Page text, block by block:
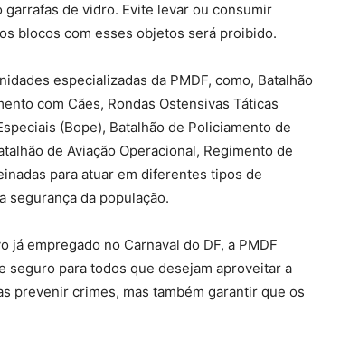
de vidro. Evite levar ou consumir
blocos com esses objetos será proibido.
especializadas da PMDF, como, Batalhão
com Cães, Rondas Ostensivas Táticas
(Bope), Batalhão de Policiamento de
de Aviação Operacional, Regimento de
para atuar em diferentes tipos de
segurança da população.
empregado no Carnaval do DF, a PMDF
seguro para todos que desejam aproveitar a
prevenir crimes, mas também garantir que os